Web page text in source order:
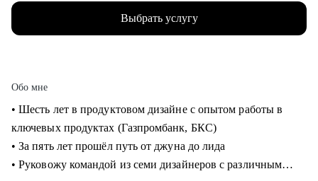
Выбрать услугу
Обо мне
• Шесть лет в продуктовом дизайне с опытом работы в
ключевых продуктах (Газпромбанк, БКС)
• За пять лет прошёл путь от джуна до лида
• Руковожу командой из семи дизайнеров с различным